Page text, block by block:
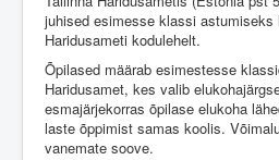
juhised esimesse klassi astumiseks
Haridusameti kodulehelt.
Õpilased määrab esimestesse
Haridusamet, kes valib
esmajärjekorras õpilase elukoha
laste õppimist samas koolis.
vanemate soove.